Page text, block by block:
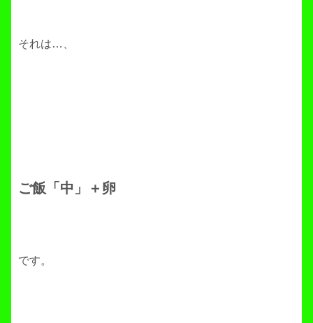
それは…、
ご飯「中」＋卵
です。